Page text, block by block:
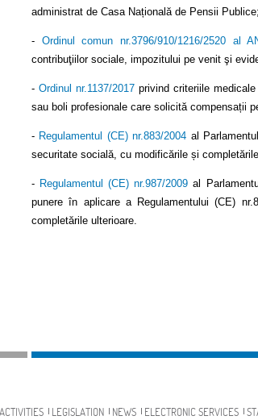
administrat de Casa Națională de Pensii Publice;
- Ordinul comun nr.3796/910/1216/2520 al
contribuţiilor sociale, impozitului pe venit şi
-Ordinul nr.1137/2017 privind criteriile
sau boli profesionale care solicită compensații
- Regulamentul (CE) nr.883/2004 al
securitate socială, cu modificările și
- Regulamentul (CE) nr.987/2009 al
punere în aplicare a Regulamentului (CE)
completările ulterioare.
LEGISLATION NEWS ELECTRONIC SERVICES